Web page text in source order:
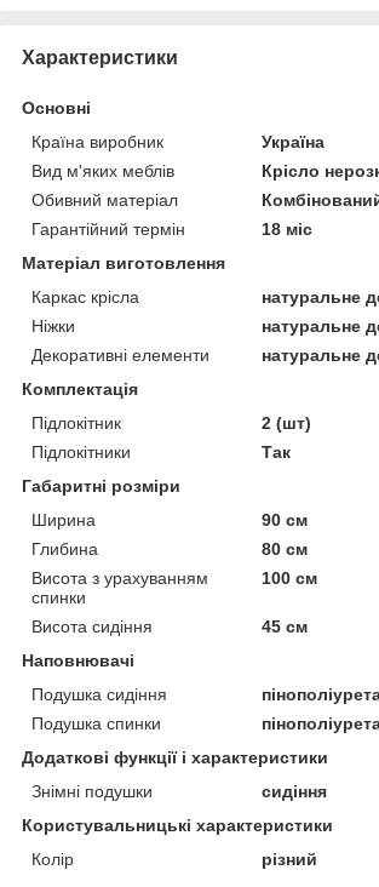
Характеристики
Основні
Країна виробник
Україна
Вид м'яких меблів
Крісло
Обивний матеріал
Гарантійний термін
18 міс
Матеріал виготовлення
Каркас крісла
натуральне
Ніжки
натуральне
Декоративні елементи
натуральне
Комплектація
Підлокітник
2 (шт)
Підлокітники
Так
Габаритні розміри
Ширина
90 см
Глибина
80 см
Висота з урахуванням
спинки
100 см
Висота сидіння
45 см
Наповнювачі
Подушка сидіння
Подушка спинки
Додаткові функції і характеристики
Знімні подушки
сидіння
Користувальницькі характеристики
Колір
різний